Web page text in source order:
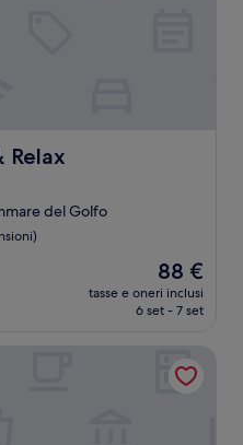
Relax
del Golfo
Il
prezzo
attuale
88 €
88 €
tasse e oneri inclusi
6 set - 7 set